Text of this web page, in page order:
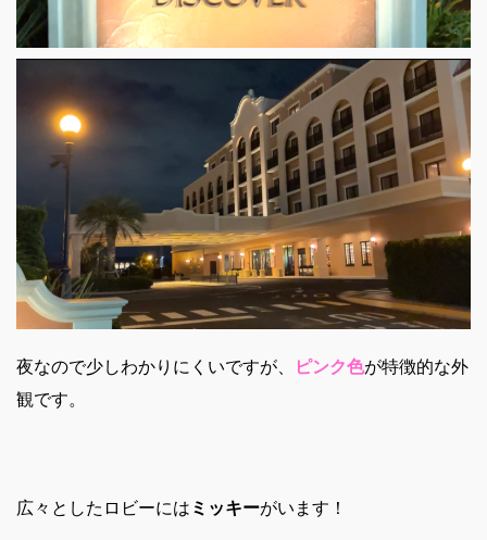
夜なので少しわかりにくいですが、 ピンク色が特徴的な外
観です。
広々としたロビーには ミッキーがいます！